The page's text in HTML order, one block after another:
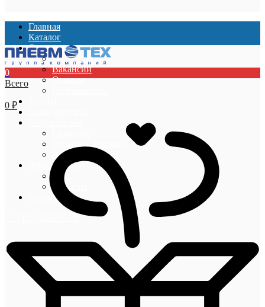
Главная
Каталог
О компании
О компании
Вакансии
Отзывы
Акции и скидки
Информация
Блог
Новости
Контакты
0
Всего
0 ₽